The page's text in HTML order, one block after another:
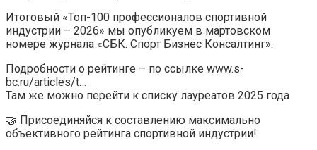
Итоговый «Топ-100 профессионалов спортивной
индустрии – 2026» мы опубликуем в мартовском
номере журнала «СБК. Спорт Бизнес Консалтинг».
Подробности о рейтинге – по ссылке www.s-
bc.ru/articles/t…
Там же можно перейти к списку лауреатов 2025 года
🤝 Присоединяйся к составлению максимально
объективного рейтинга спортивной индустрии!